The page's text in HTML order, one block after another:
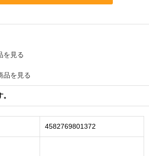
を見る
品を見る
4582769801372